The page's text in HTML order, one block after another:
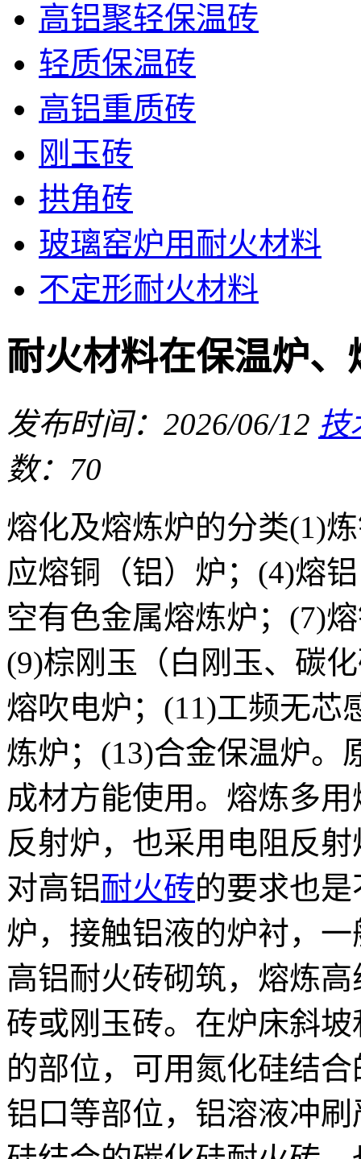
高铝聚轻保温砖
轻质保温砖
高铝重质砖
刚玉砖
拱角砖
玻璃窑炉用耐火材料
不定形耐火材料
耐火材料在保温炉
发布时间：2026/06/12 技
数：70
熔化及熔炼炉的分类(1)
应熔铜（铝）炉；(4)熔
空有色金属熔炼炉；(7)
(9)棕刚玉（白刚玉、碳
熔吹电炉；(11)工频无芯
炼炉；(13)合金保温炉。
成材方能使用。熔炼多
反射炉，也采用电阻反
对高铝耐火砖的要求也
炉，接触铝液的炉衬，
高铝耐火砖砌筑，熔炼
砖或刚玉砖。在炉床斜
的部位，可用氮化硅结
铝口等部位，铝溶液冲